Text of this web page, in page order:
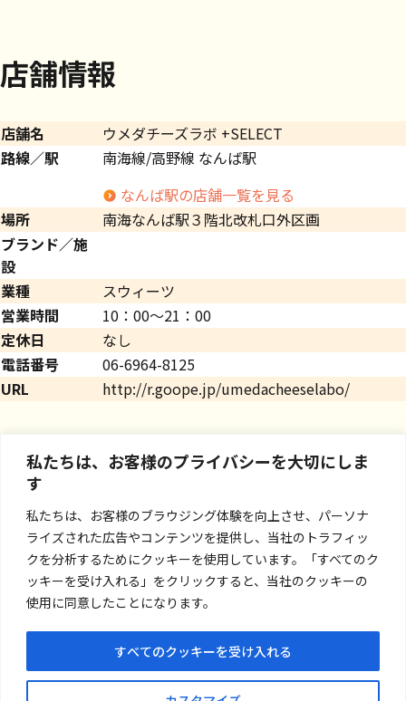
私たちは、お客様のプライバシーを大切にしま
す
私たちは、お客様のブラウジング体験を向上させ、パーソナ
ライズされた広告やコンテンツを提供し、当社のトラフィッ
クを分析するためにクッキーを使用しています。「すべてのク
ッキーを受け入れる」をクリックすると、当社のクッキーの
使用に同意したことになります。
すべてのクッキーを受け入れる
店舗情報
店舗名
ウメダチーズラボ +SELECT
路線／駅
南海線/高野線 なんば駅
なんば駅の店舗一覧を見る
場所
南海なんば駅３階北改札口外区画
ブランド／施
設
業種
スウィーツ
営業時間
10：00～21：00
定休日
なし
電話番号
06-6964-8125
URL
http://r.goope.jp/umedacheeselabo/